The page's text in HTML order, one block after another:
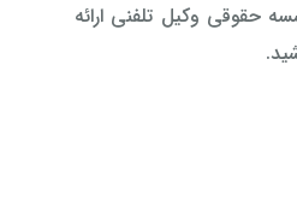
حقوقی وکیل تلفنی ارائه